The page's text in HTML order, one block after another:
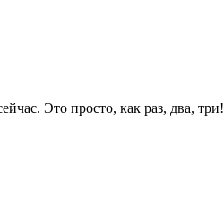
Это просто, как раз, два, три!